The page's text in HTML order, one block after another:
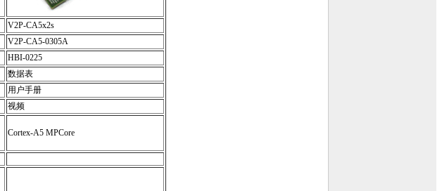
V2P-CA5x2s
V2P-CA5-0305A
HBI-0225
数据表
用户手册
视频
Cortex-A5 MPCore